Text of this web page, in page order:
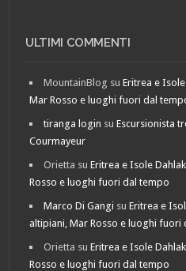
ULTIMI COMMENTI
MountainBlog suEritrea e
Mar Rosso e luoghi fuori dal
tiranga login suEscursionista
Courmayeur
Orietta suEritrea e Isole
Rosso e luoghi fuori dal tempo
Marco Di Gangi suEritrea e
altipiani, Mar Rosso e luoghi fuori
Orietta suEritrea e Isole
Rosso e luoghi fuori dal tempo